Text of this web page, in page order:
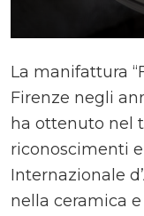
La manifattura
Firenze negli
ha ottenuto nel
riconoscimenti
Internazionale
nella ceramica